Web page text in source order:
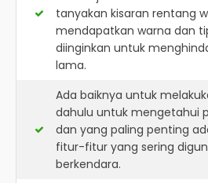
tanyakan kisaran rentang
mendapatkan warna dan
diinginkan untuk
lama.
Ada baiknya untuk
dahulu untuk mengetahui
dan yang paling penting
fitur-fitur yang sering
berkendara.